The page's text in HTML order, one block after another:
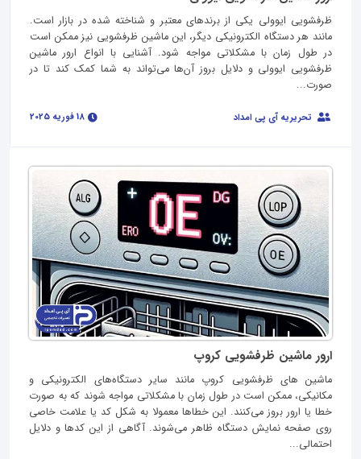
ظرفشویی ایوولی یکی از برندهای معتبر و شناخته‌ شده در بازار است.
مانند هر دستگاه الکترونیکی دیگر، این ماشین ظرفشویی نیز ممکن است
در طول زمان با مشکلاتی مواجه شود. آشنایی با انواع ارور ماشین
ظرفشویی ایوولی و دلایل بروز آن‌ها می‌تواند به شما کمک کند تا در
صورت...
تحریریه آی پی امداد
ارور ماشین ظرفشویی کروپ
ماشین های ظرفشویی کروپ مانند سایر دستگاه‌های الکترونیکی و
مکانیکی، ممکن است در طول زمان با مشکلاتی مواجه شوند که به صورت
خطا یا ارور بروز می‌کنند. این خطاها معمولا به شکل کد یا علامت خاصی
روی صفحه نمایش دستگاه ظاهر می‌شوند. آگاهی از این کدها و دلایل
احتمالی...